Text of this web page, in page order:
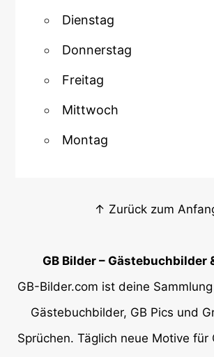
Dienstag
Donnerstag
Freitag
Mittwoch
Montag
↑ Zurück zum
GB Bilder – Gästebuchbilder
GB-Bilder.com ist deine
Gästebuchbilder, GB Pics und
Sprüchen. Täglich neue Motive für